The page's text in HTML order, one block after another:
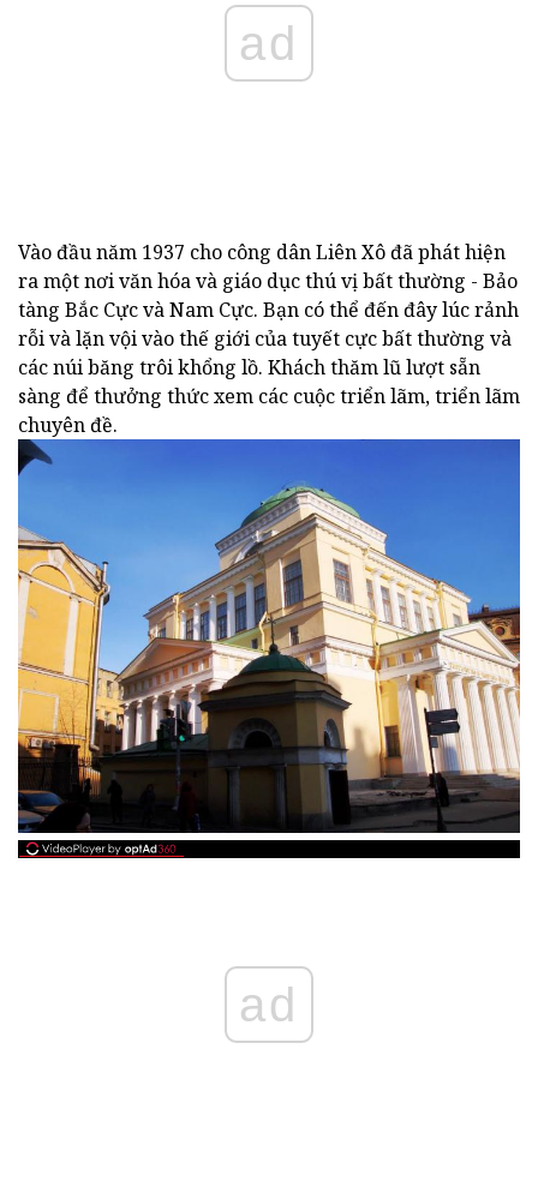
ad
Vào đầu năm 1937 cho công dân Liên Xô đã phát hiện
ra một nơi văn hóa và giáo dục thú vị bất thường - Bảo
tàng Bắc Cực và Nam Cực. Bạn có thể đến đây lúc rảnh
rỗi và lặn vội vào thế giới của tuyết cực bất thường và
các núi băng trôi khổng lồ. Khách thăm lũ lượt sẵn
sàng để thưởng thức xem các cuộc triển lãm, triển lãm
chuyên đề.
ad